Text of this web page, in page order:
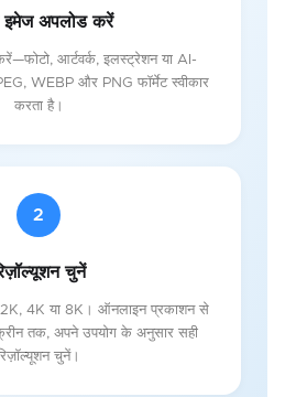
इमेज अपलोड करें
आर्टवर्क, इलस्ट्रेशन या AI-
WEBP और PNG फॉर्मेट स्वीकार
करता है।
2
चुनें
4K या 8K। ऑनलाइन प्रकाशन से
तक, अपने उपयोग के अनुसार सही
चुनें।